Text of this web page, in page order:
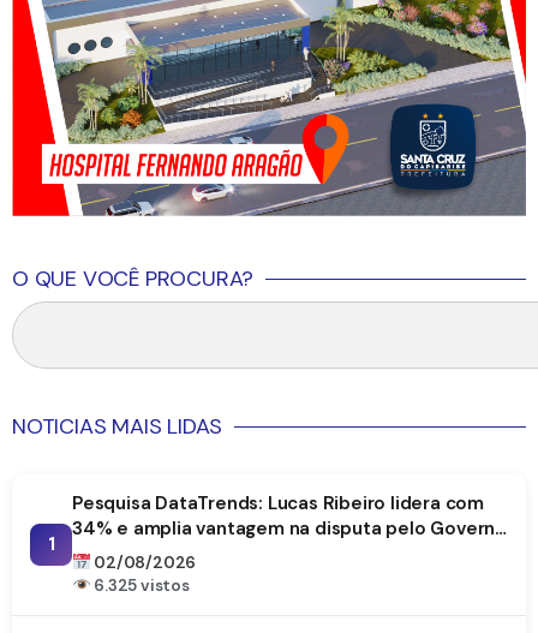
O QUE VOCÊ PROCURA?
NOTICIAS MAIS LIDAS
1
Pesquisa DataTrends: Lucas Ribeiro lidera com
34% e amplia vantagem na disputa pelo Governo
da Paraíba
02/08/2026
6.325 vistos